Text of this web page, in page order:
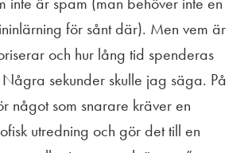
för sånt där). Men vem är
och hur lång tid spenderas
sekunder skulle jag säga. På
något som snarare kräver en
utredning och gör det till en